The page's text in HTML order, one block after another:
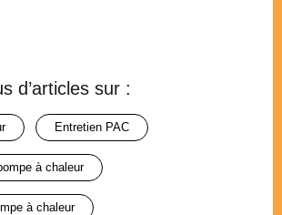
d’articles sur :
entretien PAC
à chaleur
à chaleur